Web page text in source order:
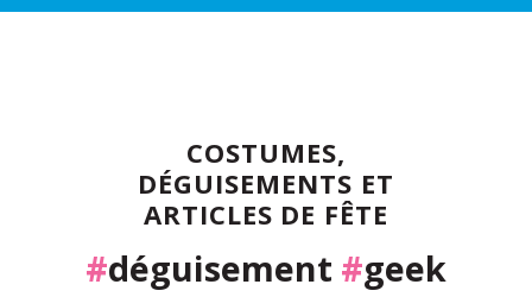
COSTUMES,
DÉGUISEMENTS ET
ARTICLES DE FÊTE
#déguisement #geek